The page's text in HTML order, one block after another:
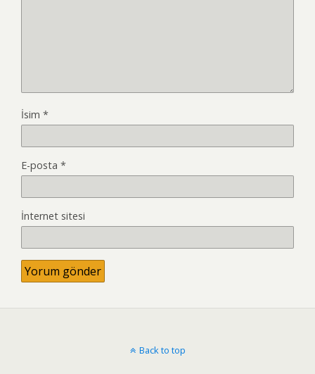
İsim *
E-posta *
İnternet sitesi
Back to top